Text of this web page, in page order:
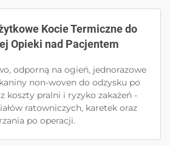
Kocie Termiczne do
Opieki nad Pacjentem
odporną na ogień, jednorazowe
non-woven do odzysku po
koszty pralni i ryzyko zakażeń -
ratowniczych, karetek oraz
po operacji.